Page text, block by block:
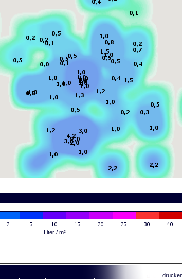
Liter / m²